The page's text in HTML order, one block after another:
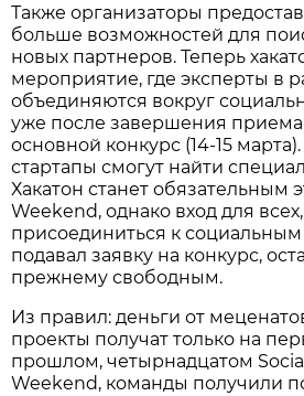
Также организаторы
больше возможностей для
новых партнеров. Теперь
мероприятие, где эксперты в
объединяются вокруг
уже после завершения приема
основной конкурс (14-15
стартапы смогут найти
Хакатон станет обязательным
Weekend, однако вход для
присоединиться к
подавал заявку на конкурс,
прежнему свободным.
Из правил: деньги от
проекты получат только на
прошлом, четырнадцатом Social
Weekend, команды получили